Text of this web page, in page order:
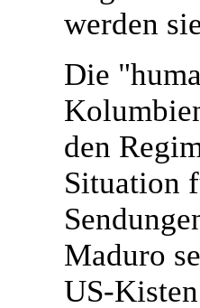
werden
Die
den
Situation
Maduro
US-